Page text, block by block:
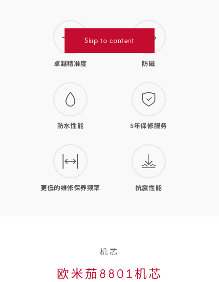
Skip to content
表
的
卓越精准度 防磁
防水性能 5年保修服务
更低的维修保养频率 抗震性能
机芯
欧米茄8801机芯